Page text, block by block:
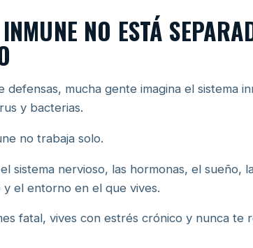
NO ESTÁ
defensas, mucha gente imagina el sistema
y bacterias.
no trabaja solo.
sistema nervioso, las hormonas, el sueño,
el entorno en el que vives.
fatal, vives con estrés crónico y nunca te